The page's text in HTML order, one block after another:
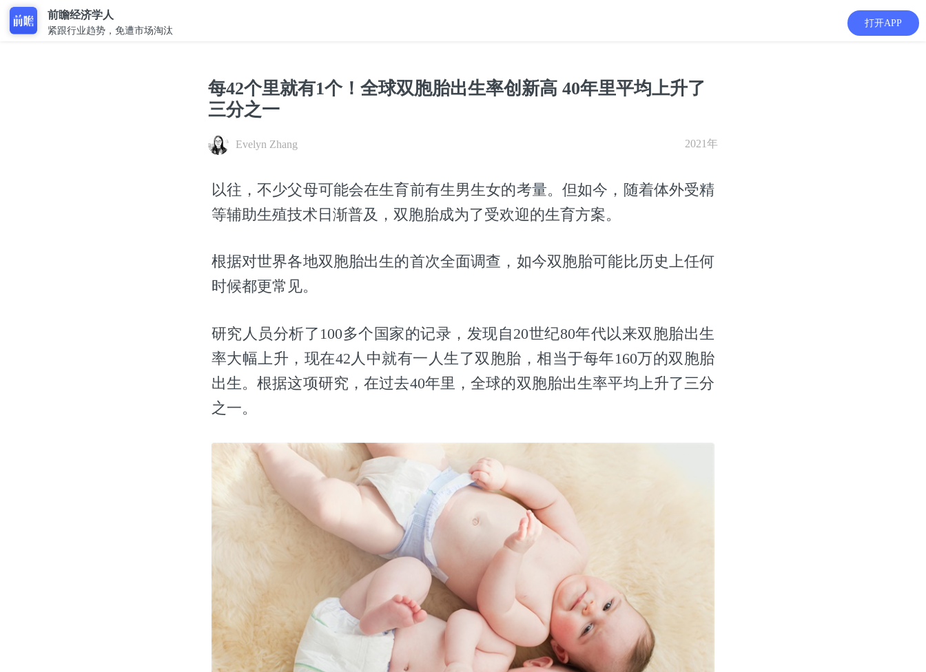
前瞻经济学人
紧跟行业趋势，免遭市场淘汰
打开APP
每42个里就有1个！全球双胞胎出生率创新高 40年里平均上升了
三分之一
Evelyn Zhang 2021年
以往，不少父母可能会在生育前有生男生女的考量。但如今，随着体外受精
等辅助生殖技术日渐普及，双胞胎成为了受欢迎的生育方案。
根据对世界各地双胞胎出生的首次全面调查，如今双胞胎可能比历史上任何
时候都更常见。
研究人员分析了100多个国家的记录，发现自20世纪80年代以来双胞胎出生
率大幅上升，现在42人中就有一人生了双胞胎，相当于每年160万的双胞胎
出生。根据这项研究，在过去40年里，全球的双胞胎出生率平均上升了三分
之一。